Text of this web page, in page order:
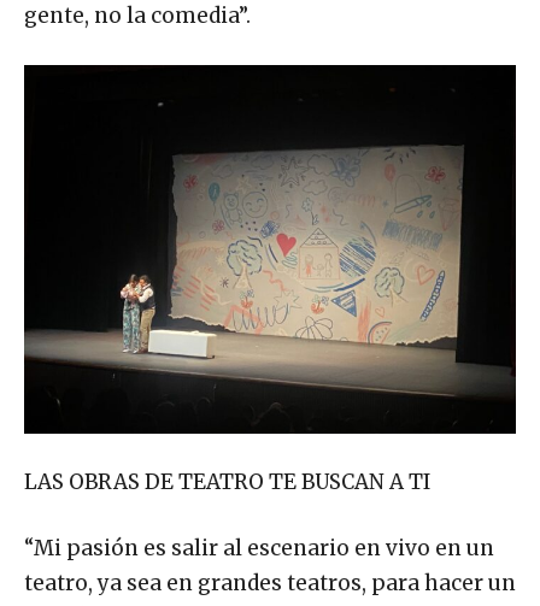
gente, no la comedia”.
LAS OBRAS DE TEATRO TE BUSCAN A TI
“Mi pasión es salir al escenario en vivo en un
teatro, ya sea en grandes teatros, para hacer un